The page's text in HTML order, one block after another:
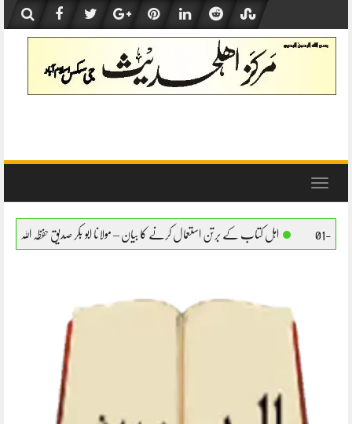
content
Toggle
کے برتن استعمال کرنے کا بیان – مولانا ابو بکر صدیق حفظہ اللہ اہل کتاب کے برتن